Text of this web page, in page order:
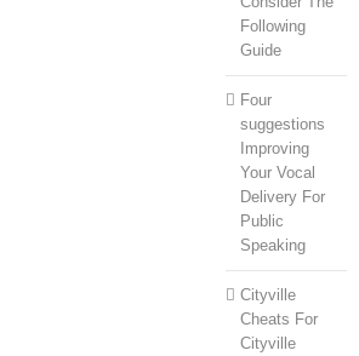
Following
Guide
Four
suggestions
Improving
Your Vocal
Delivery For
Public
Speaking
Cityville
Cheats For
Cityville